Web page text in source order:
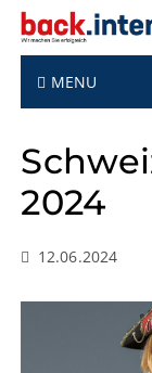
MENU
2024
12.06.2024